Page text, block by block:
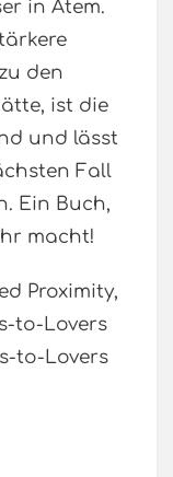
in Atem.
den
ist die
und lässt
Fall
Ein Buch,
macht!
Proximity,
to-Lovers
to-Lovers